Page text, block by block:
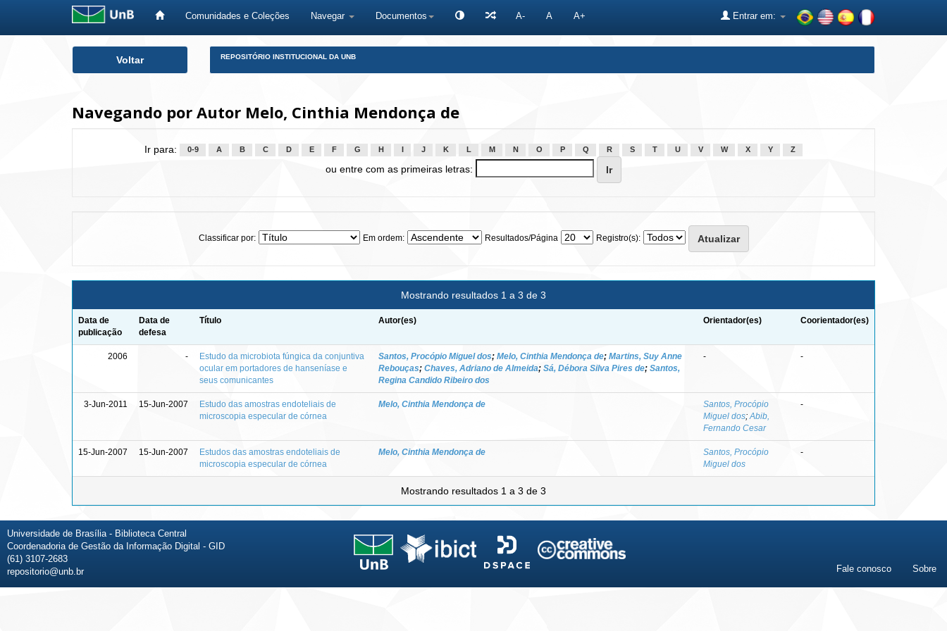
Comunidades e Coleções Navegar Documentos A- A A+ Entrar em:
Voltar REPOSITÓRIO INSTITUCIONAL DA UNB
Navegando por Autor Melo, Cinthia Mendonça de
Ir para: 0-9 A B C D E F G H J K L M N O P Q R S T U V W X Y Z
ou entre com as primeiras letras:
Classificar por: Em ordem: Resultados/Página Registro(s):
Mostrando resultados 1 a 3 de 3
Data de
publicação
Data de
defesa
Título Autor(es) Orientador(es) Coorientador(es)
2006 -
Estudo da microbiota fúngica da conjuntiva
ocular em portadores de hanseníase e
seus comunicantes
Santos, Procópio Miguel dos; Melo, Cinthia Mendonça de; Martins, Suy Anne
Rebouças; Chaves, Adriano de Almeida; Sá, Débora Silva Pires de; Santos,
Regina Candido Ribeiro dos
- -
3-Jun-2011 15-Jun-2007
Estudo das amostras endoteliais de
microscopia especular de córnea
Melo, Cinthia Mendonça de
Santos, Procópio
Miguel dos; Abib,
Fernando Cesar
-
15-Jun-2007 15-Jun-2007
Estudos das amostras endoteliais de
microscopia especular de córnea
Melo, Cinthia Mendonça de
Santos, Procópio
Miguel dos
-
Mostrando resultados 1 a 3 de 3
Universidade de Brasília - Biblioteca Central
Coordenadoria de Gestão da Informação Digital - GID
(61) 3107-2683
repositorio@unb.br
Fale conosco Sobre